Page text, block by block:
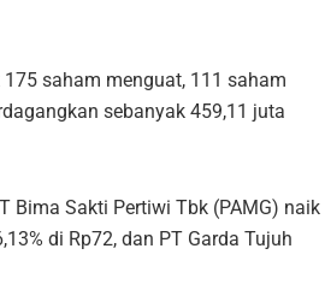
saham menguat, 111 saham
sebanyak 459,11 juta
Bima Sakti Pertiwi Tbk (PAMG) naik
di Rp72, dan PT Garda Tujuh